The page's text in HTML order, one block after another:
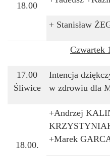
18.00
+ Stanisław
Czwartek
17.00
Śliwice
Intencja
w zdrowiu dla
18.00.
+Andrzej
+Marek